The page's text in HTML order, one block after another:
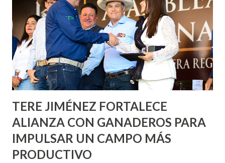
Nieto, entre Jesús F. Elizondo y la calle 22 de Octubre, con
lo que se aplicará pintura en 66 casas. Posteriormente se
llevará este programa a Villas de Nuestra Señora de la
Asunción, Avenida Alameda y Decreto 27 de Septiembre, en
los edificios FOVISSSTE Ojo de Agua, en la comunidad
Norias de Paso Hondo y en los edificios de...
TERE JIMÉNEZ FORTALECE
ALIANZA CON GANADEROS PARA
IMPULSAR UN CAMPO MÁS
PRODUCTIVO